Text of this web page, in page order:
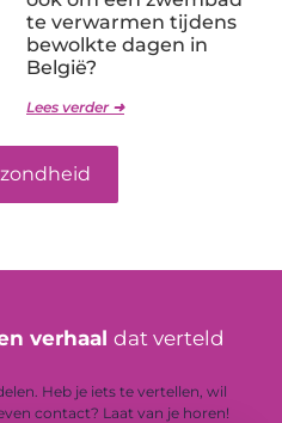
te verwarmen tijdens
bewolkte dagen in
België?
Lees verder ➜
verhaal dat verteld
Heb je iets te vertellen, wil
contact? Laat van je horen!